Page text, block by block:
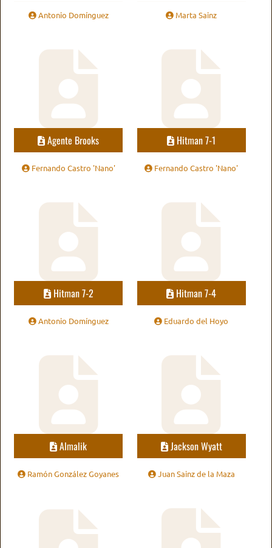
Antonio Domínguez Marta Sainz
Agente Brooks
Fernando Castro 'Nano'
Hitman 7-1
Fernando Castro 'Nano'
Hitman 7-2
Antonio Domínguez
Hitman 7-4
Eduardo del Hoyo
Almalik
Ramón González Goyanes
Jackson Wyatt
Juan Sainz de la Maza